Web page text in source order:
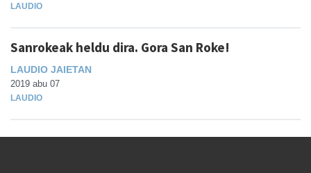
LAUDIO
Sanrokeak heldu dira. Gora San Roke!
LAUDIO JAIETAN
2019 abu 07
LAUDIO